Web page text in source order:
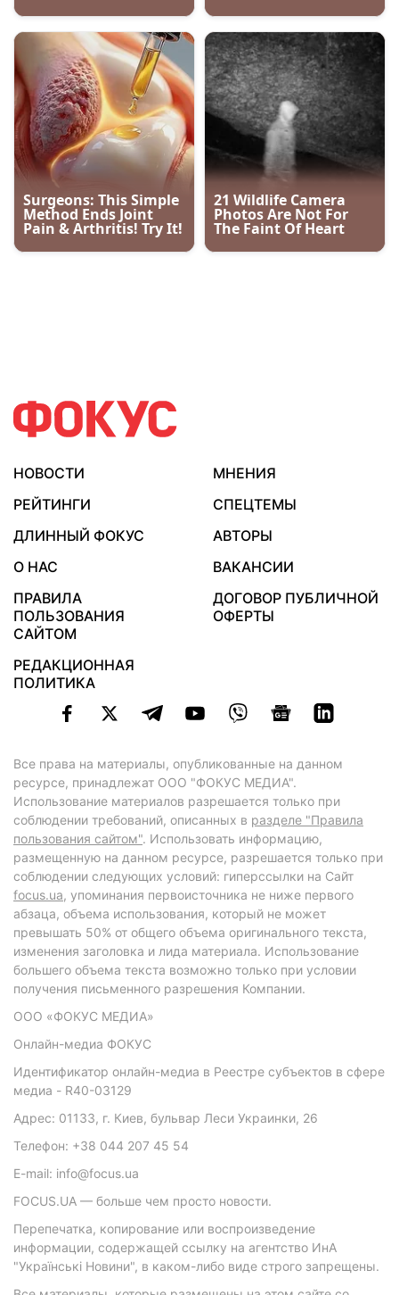
НОВОСТИ
МНЕНИЯ
РЕЙТИНГИ
СПЕЦТЕМЫ
ДЛИННЫЙ ФОКУС
АВТОРЫ
О НАС
ВАКАНСИИ
ПРАВИЛА
ПОЛЬЗОВАНИЯ
САЙТОМ
ДОГОВОР ПУБЛИЧНОЙ
ОФЕРТЫ
РЕДАКЦИОННАЯ
ПОЛИТИКА
Все права на материалы, опубликованные на данном
ресурсе, принадлежат ООО "ФОКУС МЕДИА".
Использование материалов разрешается только при
соблюдении требований, описанных в разделе "Правила
пользования сайтом". Использовать информацию,
размещенную на данном ресурсе, разрешается только при
соблюдении следующих условий: гиперссылки на Сайт
focus.ua, упоминания первоисточника не ниже первого
абзаца, объема использования, который не может
превышать 50% от общего объема оригинального текста,
изменения заголовка и лида материала. Использование
большего объема текста возможно только при условии
получения письменного разрешения Компании.
ООО «ФОКУС МЕДИА»
Онлайн-медиа ФОКУС
Идентификатор онлайн-медиа в Реестре субъектов в сфере
медиа - R40-03129
Адрес: 01133, г. Киев, бульвар Леси Украинки, 26
Телефон: +38 044 207 45 54
E-mail: info@focus.ua
FOCUS.UA — больше чем просто новости.
Перепечатка, копирование или воспроизведение
информации, содержащей ссылку на агентство ИнА
"Українські Новини", в каком-либо виде строго запрещены.